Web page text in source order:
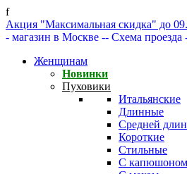
f
Акция "Максимальная скидка" до
- магазин в Москве -- Схема проезда
Женщинам
Новинки
Пуховики
Итальянские
Длинные
Средней
Короткие
Стильные
С капюшоном